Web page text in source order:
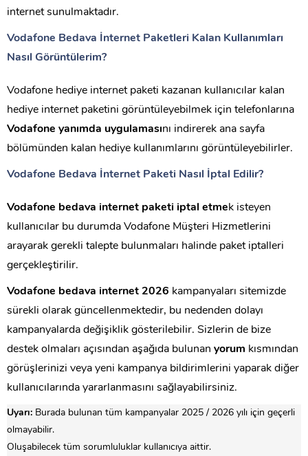
internet sunulmaktadır.
Vodafone Bedava İnternet Paketleri Kalan Kullanımları
Nasıl Görüntülerim?
Vodafone hediye internet paketi kazanan kullanıcılar kalan
hediye internet paketini görüntüleyebilmek için telefonlarına
Vodafone yanımda uygulamasını indirerek ana sayfa
bölümünden kalan hediye kullanımlarını görüntüleyebilirler.
Vodafone Bedava İnternet Paketi Nasıl İptal Edilir?
Vodafone bedava internet paketi iptal etmek isteyen
kullanıcılar bu durumda Vodafone Müşteri Hizmetlerini
arayarak gerekli talepte bulunmaları halinde paket iptalleri
gerçekleştirilir.
Vodafone bedava internet 2026 kampanyaları sitemizde
sürekli olarak güncellenmektedir, bu nedenden dolayı
kampanyalarda değişiklik gösterilebilir. Sizlerin de bize
destek olmaları açısından aşağıda bulunan yorum kısmından
görüşlerinizi veya yeni kampanya bildirimlerini yaparak diğer
kullanıcılarında yararlanmasını sağlayabilirsiniz.
Uyarı: Burada bulunan tüm kampanyalar 2025 / 2026 yılı için geçerli
olmayabilir.
Oluşabilecek tüm sorumluluklar kullanıcıya aittir.